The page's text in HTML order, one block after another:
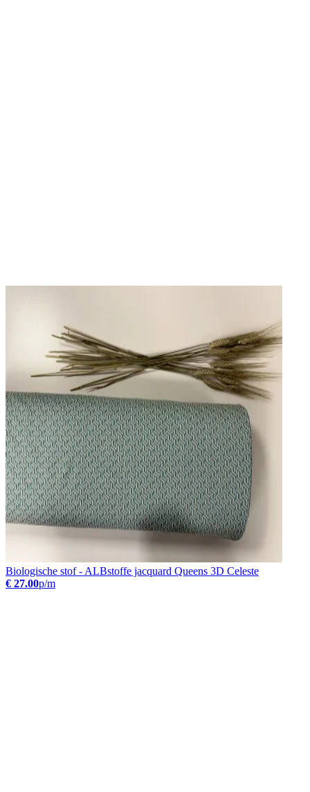
Biologische stof - ALBstoffe jacquard Queens 3D Celeste
€ 27.00p/m